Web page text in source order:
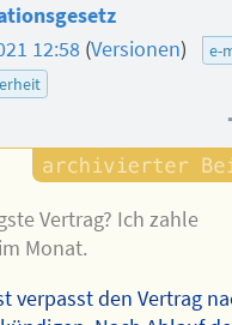
12:58 (Versionen)
e-
Vertrag? Ich zahle
Monat.
verpasst den Vertrag